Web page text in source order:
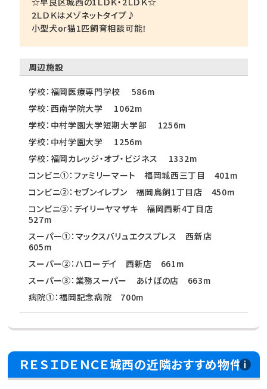
2ＬＤＫはメゾネットタイプ♪
小型犬or猫1匹飼育相談可能！
周辺施設
学校：福岡医療専門学校 586m
学校：西南学院大学 1062m
学校：中村学園大学短期大学部 1256m
学校：中村学園大学 1256m
学校：福岡カレッジ・オブ・ビジネス 1332m
コンビニ①：ファミリーマート 福岡城西三丁目 401m
コンビニ②：セブンイレブン 福岡鳥飼1丁目店 450m
コンビニ③：デイリーヤマザキ 福岡西新4丁目店
527m
スーパー①：マックスバリュエクスプレス 西新店
605m
スーパー②：ハローデイ 西新店 661m
スーパー③：業務スーパー あけぼの店 663m
病院①：福岡記念病院 700m
ＲＥＳＩＤＥＮＣＥ城西の近隣おすすめ物件